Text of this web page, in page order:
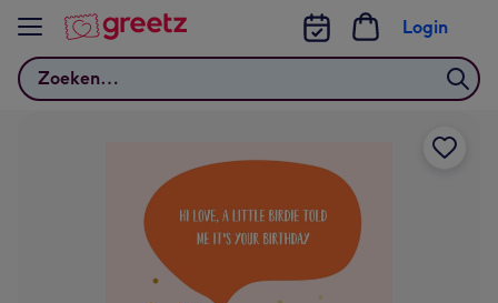
Bekijk meer
Zoeken
Login